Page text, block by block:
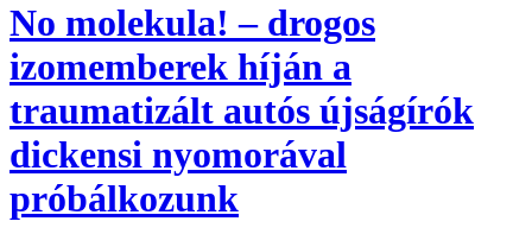
No molekula! – drogos
izomemberek híján a
traumatizált autós újságírók
dickensi nyomorával
próbálkozunk